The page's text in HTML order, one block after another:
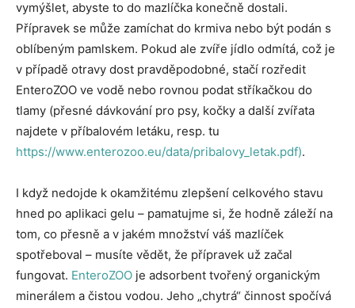
vymýšlet, abyste to do mazlíčka konečně dostali.
Přípravek se může zamíchat do krmiva nebo být podán s
oblíbeným pamlskem. Pokud ale zvíře jídlo odmítá, což je
v případě otravy dost pravděpodobné, stačí rozředit
EnteroZOO ve vodě nebo rovnou podat stříkačkou do
tlamy (přesné dávkování pro psy, kočky a další zvířata
najdete v příbalovém letáku, resp. tu
https://www.enterozoo.eu/data/pribalovy_letak.pdf).
I když nedojde k okamžitému zlepšení celkového stavu
hned po aplikaci gelu – pamatujme si, že hodně záleží na
tom, co přesně a v jakém množství váš mazlíček
spotřeboval – musíte vědět, že přípravek už začal
fungovat. EnteroZOO je adsorbent tvořený organickým
minerálem a čistou vodou. Jeho „chytrá“ činnost spočívá